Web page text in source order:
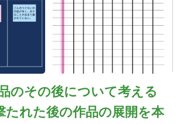
品のその後について考える
たれた後の作品の展開を本